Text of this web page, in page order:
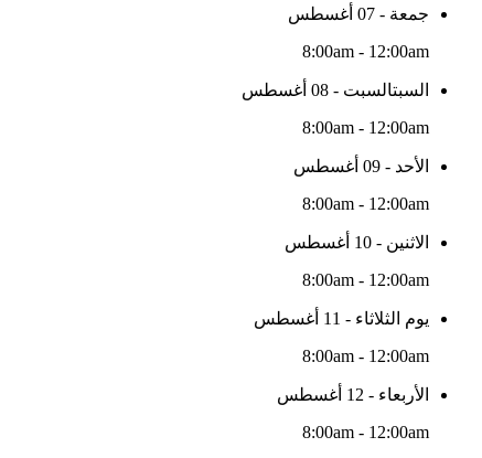
جمعة - 07 أغسطس
8:00am - 12:00am
السبتالسبت - 08 أغسطس
8:00am - 12:00am
الأحد - 09 أغسطس
8:00am - 12:00am
الاثنين - 10 أغسطس
8:00am - 12:00am
يوم الثلاثاء - 11 أغسطس
8:00am - 12:00am
الأربعاء - 12 أغسطس
8:00am - 12:00am